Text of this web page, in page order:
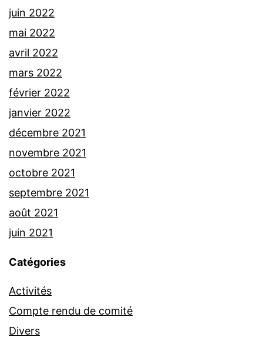
juin 2022
mai 2022
avril 2022
mars 2022
février 2022
janvier 2022
décembre 2021
novembre 2021
octobre 2021
septembre 2021
août 2021
juin 2021
Catégories
Activités
Compte rendu de comité
Divers